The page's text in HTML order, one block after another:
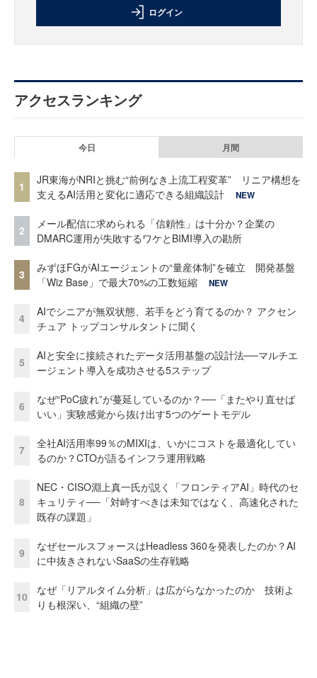
ログイン
アクセスランキング
今日 月間
1
JR東海がNRIと挑む“前例なき上流工程変革” リニア構想を
支えるAI活用と変化に適応できる組織設計
NEW
2
メール配信に求められる「信頼性」は十分か？企業の
DMARC運用が失敗するワケとBIMI導入の勘所
3
みずほFGがAIエージェントの“量産体制”を確立 開発基盤
「Wiz Base」で最大70%の工数短縮
NEW
4
AIでシニアが無双状態、若手をどう育てるのか？ アクセン
チュア トップコンサルタントに聞く
5
AIと安全に接続されたデータ活用基盤の設計法──マルチエ
ージェント導入を成功させる5ステップ
6
なぜ“PoC疲れ”が蔓延しているのか？──「またやり直せば
いい」実験感覚から抜け出す5つのゲートモデル
7
全社AI活用率99％のMIXIは、いかにコストを最適化してい
るのか？CTOが語るインフラ運用戦略
8
NEC・CISO淵上真一氏が説く「フロンティアAI」時代のセ
キュリティ──「対峙すべきは未知ではなく、高速化された
既存の課題」
9
なぜセールスフォースはHeadless 360を発表したのか？AI
に中抜きされないSaaSの生存戦略
10
なぜ「リアルタイム分析」は広がらなかったのか 技術よ
りも根深い、“組織の壁”